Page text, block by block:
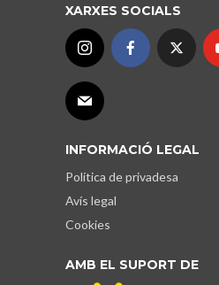
XARXES SOCIALS
INFORMACIÓ LEGAL
Política de privadesa
Avís legal
Cookies
AMB EL SUPORT DE